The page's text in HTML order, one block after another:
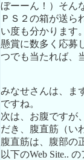
ぼーーん！）そん
ＰＳ２の箱が送ら
い度も分かります。
懸賞に数多く応募
つでも当たれば、
みなせさんは、ま
ですね。
次は、お腹ですが
だき、腹直筋（い
腹直筋は、腹部の
以下のWeb Site..